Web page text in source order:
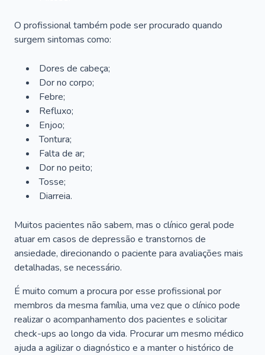
O profissional também pode ser procurado quando
surgem sintomas como:
Dores de cabeça;
Dor no corpo;
Febre;
Refluxo;
Enjoo;
Tontura;
Falta de ar;
Dor no peito;
Tosse;
Diarreia.
Muitos pacientes não sabem, mas o clínico geral pode
atuar em casos de depressão e transtornos de
ansiedade, direcionando o paciente para avaliações mais
detalhadas, se necessário.
É muito comum a procura por esse profissional por
membros da mesma família, uma vez que o clínico pode
realizar o acompanhamento dos pacientes e solicitar
check-ups ao longo da vida. Procurar um mesmo médico
ajuda a agilizar o diagnóstico e a manter o histórico de